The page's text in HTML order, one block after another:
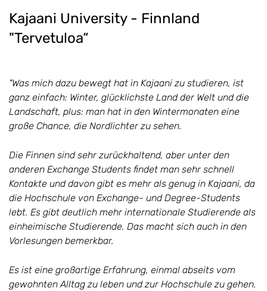
Kajaani University - Finnland
"Tervetuloa“
"Was mich dazu bewegt hat in Kajaani zu studieren, ist
ganz einfach: Winter, glücklichste Land der Welt und die
Landschaft, plus: man hat in den Wintermonaten eine
große Chance, die Nordlichter zu sehen.
Die Finnen sind sehr zurückhaltend, aber unter den
anderen Exchange Students findet man sehr schnell
Kontakte und davon gibt es mehr als genug in Kajaani, da
die Hochschule von Exchange- und Degree-Students
lebt. Es gibt deutlich mehr internationale Studierende als
einheimische Studierende. Das macht sich auch in den
Vorlesungen bemerkbar.
Es ist eine großartige Erfahrung, einmal abseits vom
gewohnten Alltag zu leben und zur Hochschule zu gehen.